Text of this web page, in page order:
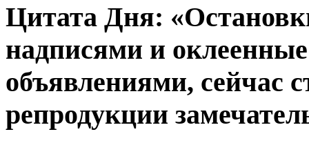
Цитата Дня:
надписями и
объявлениями, сейчас
репродукции